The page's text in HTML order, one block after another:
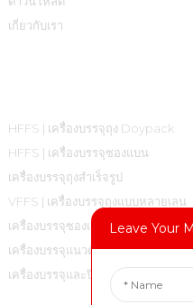
เกี่ยวกับเรา
HFFS | เครื่องบรรจุถุง Doypack
HFFS | เครื่องบรรจุซองแบน
เครื่องบรรจุถุงสำเร็จรูป
VFFS | เครื่องบรรจุถุงแบบหลายเลน
เครื่องบรรจุซองแบบหลายเลน VFFS |
เครื่องบรรจุแนวตั้งแบบปิดผนึกสำหรั
เครื่องบรรจุและปิดฝา
Leave Your